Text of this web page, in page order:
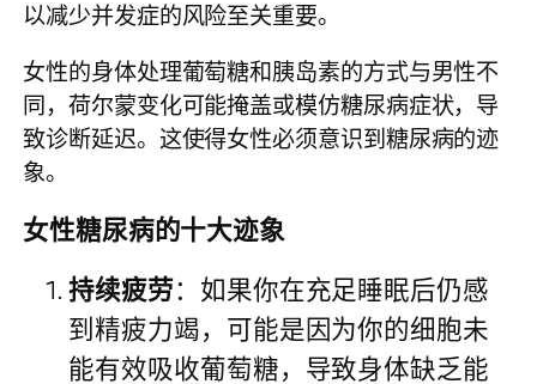
以减少并发症的风险至关重要。
女性的身体处理葡萄糖和胰岛素的方式与男性不
同，荷尔蒙变化可能掩盖或模仿糖尿病症状，导
致诊断延迟。这使得女性必须意识到糖尿病的迹
象。
女性糖尿病的十大迹象
持续疲劳：如果你在充足睡眠后仍感
到精疲力竭，可能是因为你的细胞未
能有效吸收葡萄糖，导致身体缺乏能